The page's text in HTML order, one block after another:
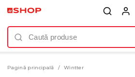
Pagină principală Wintter